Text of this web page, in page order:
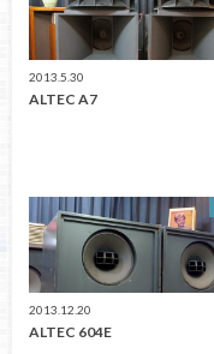
2013.5.30
ALTEC A7
2013.12.20
ALTEC 604E